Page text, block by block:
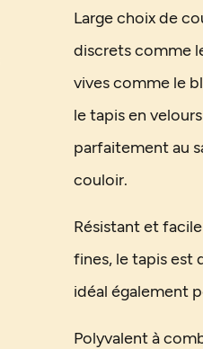
Large choix de
discrets comme
vives comme le
le tapis en
parfaitement au
couloir.
Résistant et
fines, le tapis est
idéal également
Polyvalent à